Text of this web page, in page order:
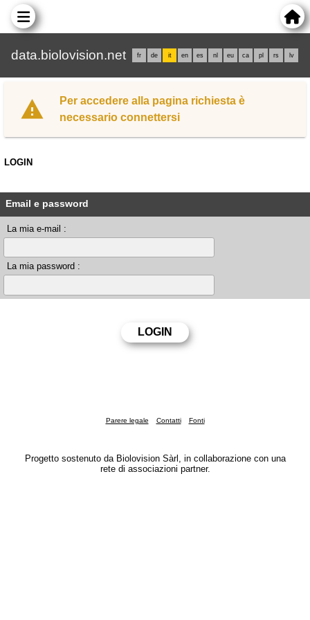
data.biolovision.net fr de it en es nl eu ca pl rs lv
Per accedere alla pagina richiesta è
necessario connettersi
LOGIN
Email e password
La mia e-mail :
La mia password :
Parere legale Contatti Fonti
Progetto sostenuto da Biolovision Sàrl, in collaborazione con una
rete di associazioni partner.